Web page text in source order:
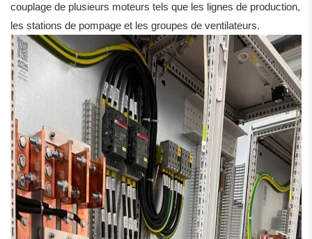
couplage de plusieurs moteurs tels que les lignes de production,
les stations de pompage et les groupes de ventilateurs.